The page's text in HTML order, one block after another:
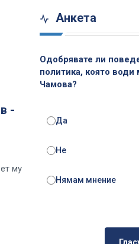
-
му
Анкета
Одобрявате ли
политика, която
Чамова?
Да
Не
Нямам мнение